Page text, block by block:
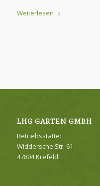
Weiterlesen
LHG GARTEN GMBH
Betriebsstätte:
Widdersche Str. 61
47804 Krefeld